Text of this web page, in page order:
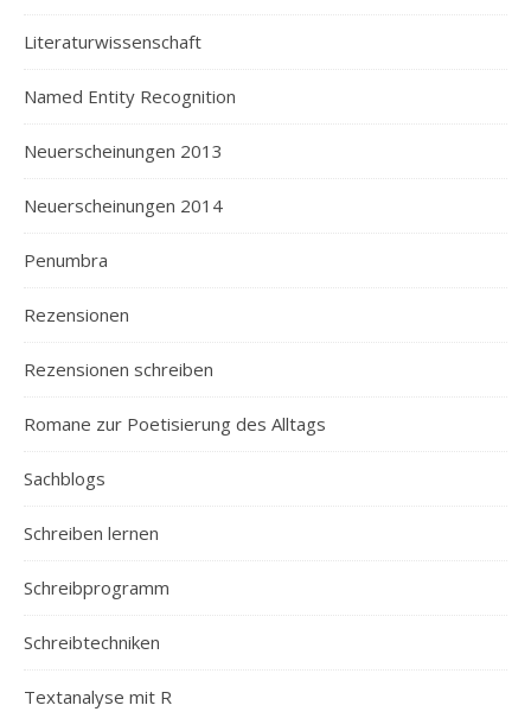
Literaturwissenschaft
Named Entity Recognition
Neuerscheinungen 2013
Neuerscheinungen 2014
Penumbra
Rezensionen
Rezensionen schreiben
Romane zur Poetisierung des Alltags
Sachblogs
Schreiben lernen
Schreibprogramm
Schreibtechniken
Textanalyse mit R